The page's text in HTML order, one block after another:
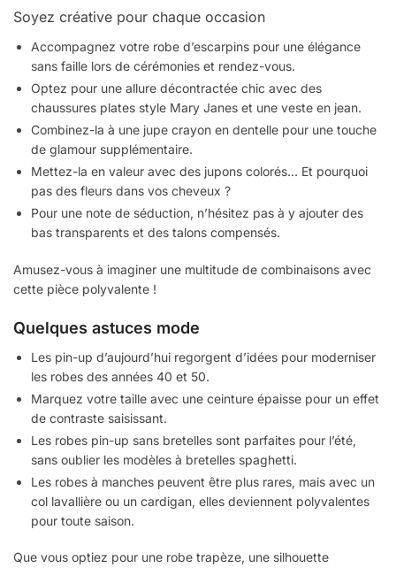
Soyez créative pour chaque occasion
Accompagnez votre robe d’escarpins pour une élégance
sans faille lors de cérémonies et rendez-vous.
Optez pour une allure décontractée chic avec des
chaussures plates style Mary Janes et une veste en jean.
Combinez-la à une jupe crayon en dentelle pour une touche
de glamour supplémentaire.
Mettez-la en valeur avec des jupons colorés… Et pourquoi
pas des fleurs dans vos cheveux ?
Pour une note de séduction, n’hésitez pas à y ajouter des
bas transparents et des talons compensés.
Amusez-vous à imaginer une multitude de combinaisons avec
cette pièce polyvalente !
Quelques astuces mode
Les pin-up d’aujourd’hui regorgent d’idées pour moderniser
les robes des années 40 et 50.
Marquez votre taille avec une ceinture épaisse pour un effet
de contraste saisissant.
Les robes pin-up sans bretelles sont parfaites pour l’été,
sans oublier les modèles à bretelles spaghetti.
Les robes à manches peuvent être plus rares, mais avec un
col lavallière ou un cardigan, elles deviennent polyvalentes
pour toute saison.
Que vous optiez pour une robe trapèze, une silhouette